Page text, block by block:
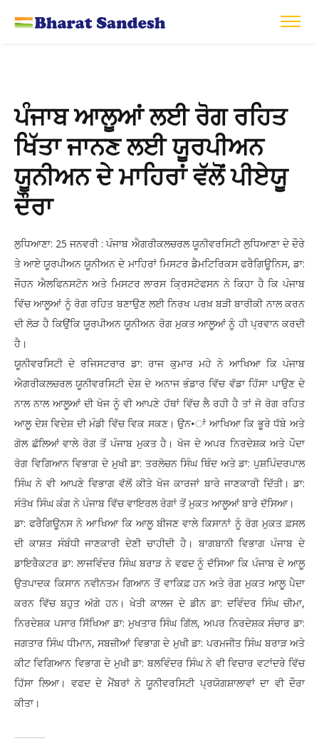
ਪੰਜਾਬ ਆਲੂਆਂ ਲਈ ਰੋਗ ਰਹਿਤ
ਖਿੱਤਾ ਜਾਨਣ ਲਈ ਯੂਰਪੀਅਨ
ਯੂਨੀਅਨ ਦੇ ਮਾਹਿਰਾਂ ਵੱਲੋਂ ਪੀਏਯੂ
ਦੌਰਾ
ਲੁਧਿਆਣਾ: 25 ਜਨਵਰੀ : ਪੰਜਾਬ ਐਗਰੀਕਲਚਰਲ ਯੂਨੀਵਰਸਿਟੀ ਲੁਧਿਆਣਾ ਦੇ ਦੌਰੇ
ਤੇ ਆਏ ਯੂਰਪੀਅਨ ਯੂਨੀਅਨ ਦੇ ਮਾਹਿਰਾਂ ਮਿਸਟਰ ਡੈਮਟਿਰਿਕਸ ਫਰੈਗਿਊਨਿਸ, ਡਾ:
ਜੌਹਨ ਐਲਫਿਨਸਟੋਨ ਅਤੇ ਮਿਸਟਰ ਲਾਰਸ ਕ੍ਰਿਸਟੋਫਸਨ ਨੇ ਕਿਹਾ ਹੈ ਕਿ ਪੰਜਾਬ
ਵਿੱਚ ਆਲੂਆਂ ਨੂੰ ਰੋਗ ਰਹਿਤ ਬਣਾਉਣ ਲਈ ਨਿਰਖ ਪਰਖ਼ ਬੜੀ ਬਾਰੀਕੀ ਨਾਲ ਕਰਨ
ਦੀ ਲੋੜ ਹੈ ਕਿਉਂਕਿ ਯੂਰਪੀਅਨ ਯੂਨੀਅਨ ਰੋਗ ਮੁਕਤ ਆਲੂਆਂ ਨੂੰ ਹੀ ਪ੍ਰਵਾਨ ਕਰਦੀ
ਹੈ।
ਯੂਨੀਵਰਸਿਟੀ ਦੇ ਰਜਿਸਟਰਾਰ ਡਾ: ਰਾਜ ਕੁਮਾਰ ਮਹੇ ਨੇ ਆਖਿਆ ਕਿ ਪੰਜਾਬ
ਐਗਰੀਕਲਚਰਲ ਯੂਨੀਵਰਸਿਟੀ ਦੇਸ਼ ਦੇ ਅਨਾਜ ਭੰਡਾਰ ਵਿੱਚ ਵੱਡਾ ਹਿੱਸਾ ਪਾਉਣ ਦੇ
ਨਾਲ ਨਾਲ ਆਲੂਆਂ ਦੀ ਖੋਜ ਨੂੰ ਵੀ ਆਪਣੇ ਹੱਥਾਂ ਵਿੱਚ ਲੈ ਰਹੀ ਹੈ ਤਾਂ ਜੋ ਰੋਗ ਰਹਿਤ
ਆਲੂ ਦੇਸ਼ ਵਿਦੇਸ਼ ਦੀ ਮੰਡੀ ਵਿੱਚ ਵਿਕ ਸਕਣ। ਉਨ•ਾਂ ਆਖਿਆ ਕਿ ਭੂਰੇ ਧੱਬੇ ਅਤੇ
ਗੋਲ ਛੱਲਿਆਂ ਵਾਲੇ ਰੋਗ ਤੋਂ ਪੰਜਾਬ ਮੁਕਤ ਹੈ। ਖੋਜ ਦੇ ਅਪਰ ਨਿਰਦੇਸ਼ਕ ਅਤੇ ਪੌਦਾ
ਰੋਗ ਵਿਗਿਆਨ ਵਿਭਾਗ ਦੇ ਮੁਖੀ ਡਾ: ਤਰਲੋਚਨ ਸਿੰਘ ਥਿੰਦ ਅਤੇ ਡਾ: ਪੁਸ਼ਪਿੰਦਰਪਾਲ
ਸਿੰਘ ਨੇ ਵੀ ਆਪਣੇ ਵਿਭਾਗ ਵੱਲੋਂ ਕੀਤੇ ਖੋਜ ਕਾਰਜਾਂ ਬਾਰੇ ਜਾਣਕਾਰੀ ਦਿੱਤੀ। ਡਾ:
ਸੰਤੋਖ ਸਿੰਘ ਕੰਗ ਨੇ ਪੰਜਾਬ ਵਿੱਚ ਵਾਇਰਲ ਰੋਗਾਂ ਤੋਂ ਮੁਕਤ ਆਲੂਆਂ ਬਾਰੇ ਦੱਸਿਆ।
ਡਾ: ਫਰੈਗਿਊਨਸ ਨੇ ਆਖਿਆ ਕਿ ਆਲੂ ਬੀਜਣ ਵਾਲੇ ਕਿਸਾਨਾਂ ਨੂੰ ਰੋਗ ਮੁਕਤ ਫ਼ਸਲ
ਦੀ ਕਾਸ਼ਤ ਸੰਬੰਧੀ ਜਾਣਕਾਰੀ ਦੇਣੀ ਚਾਹੀਦੀ ਹੈ। ਬਾਗਬਾਨੀ ਵਿਭਾਗ ਪੰਜਾਬ ਦੇ
ਡਾਇਰੈਕਟਰ ਡਾ: ਲਾਜਵਿੰਦਰ ਸਿੰਘ ਬਰਾੜ ਨੇ ਵਫਦ ਨੂੰ ਦੱਸਿਆ ਕਿ ਪੰਜਾਬ ਦੇ ਆਲੂ
ਉਤਪਾਦਕ ਕਿਸਾਨ ਨਵੀਨਤਮ ਗਿਆਨ ਤੋਂ ਵਾਕਿਫ਼ ਹਨ ਅਤੇ ਰੋਗ ਮੁਕਤ ਆਲੂ ਪੈਦਾ
ਕਰਨ ਵਿੱਚ ਬਹੁਤ ਅੱਗੇ ਹਨ। ਖੇਤੀ ਕਾਲਜ ਦੇ ਡੀਨ ਡਾ: ਦਵਿੰਦਰ ਸਿੰਘ ਚੀਮਾ,
ਨਿਰਦੇਸ਼ਕ ਪਸਾਰ ਸਿੱਖਿਆ ਡਾ: ਮੁਖਤਾਰ ਸਿੰਘ ਗਿੱਲ, ਅਪਰ ਨਿਰਦੇਸ਼ਕ ਸੰਚਾਰ ਡਾ:
ਜਗਤਾਰ ਸਿੰਘ ਧੀਮਾਨ, ਸਬਜ਼ੀਆਂ ਵਿਭਾਗ ਦੇ ਮੁਖੀ ਡਾ: ਪਰਮਜੀਤ ਸਿੰਘ ਬਰਾੜ ਅਤੇ
ਕੀਟ ਵਿਗਿਆਨ ਵਿਭਾਗ ਦੇ ਮੁਖੀ ਡਾ: ਬਲਵਿੰਦਰ ਸਿੰਘ ਨੇ ਵੀ ਵਿਚਾਰ ਵਟਾਂਦਰੇ ਵਿੱਚ
ਹਿੱਸਾ ਲਿਆ। ਵਫਦ ਦੇ ਮੈਂਬਰਾਂ ਨੇ ਯੂਨੀਵਰਸਿਟੀ ਪ੍ਰਯੋਗਸ਼ਾਲਾਵਾਂ ਦਾ ਵੀ ਦੌਰਾ
ਕੀਤਾ।